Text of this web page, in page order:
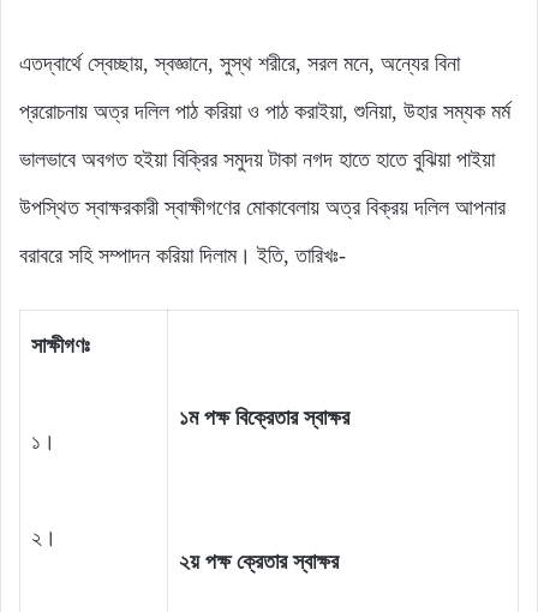
এতদ্বার্থে স্বেচ্ছায়, স্বজ্ঞানে, সুস্থ শরীরে, সরল মনে, অন্যের বিনা
প্ররোচনায় অত্র দলিল পাঠ করিয়া ও পাঠ করাইয়া, শুনিয়া, উহার সম্যক মর্ম
ভালভাবে অবগত হইয়া বিক্রির সমুদয় টাকা নগদ হাতে হাতে বুঝিয়া পাইয়া
উপস্থিত স্বাক্ষরকারী স্বাক্ষীগণের মোকাবেলায় অত্র বিক্রয় দলিল আপনার
বরাবরে সহি সম্পাদন করিয়া দিলাম। ইতি, তারিখঃ-
সাক্ষীগণঃ
১।
২।
১ম পক্ষ বিক্রেতার স্বাক্ষর
২য় পক্ষ ক্রেতার স্বাক্ষর